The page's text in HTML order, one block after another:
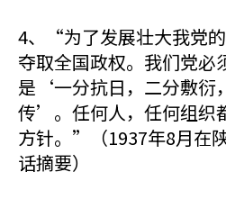
4、“为了发展壮大我党
夺取全国政权。我们党必
是‘一分抗日，二分敷衍
传’。任何人，任何组织
方针。”（1937年8月在
话摘要）